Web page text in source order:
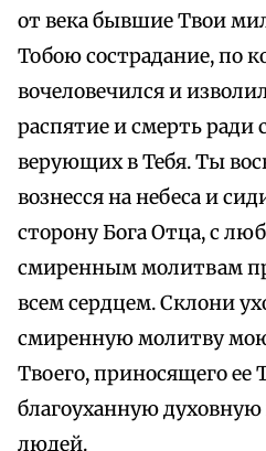
от века бывшие Твои
Тобою сострадание, по
вочеловечился и
распятие и смерть ради
верующих в Тебя. Ты
вознесся на небеса и
сторону Бога Отца, с
смиренным молитвам
всем сердцем. Склони
смиренную молитву
Твоего, приносящего ее
благоуханную духовную
людей.